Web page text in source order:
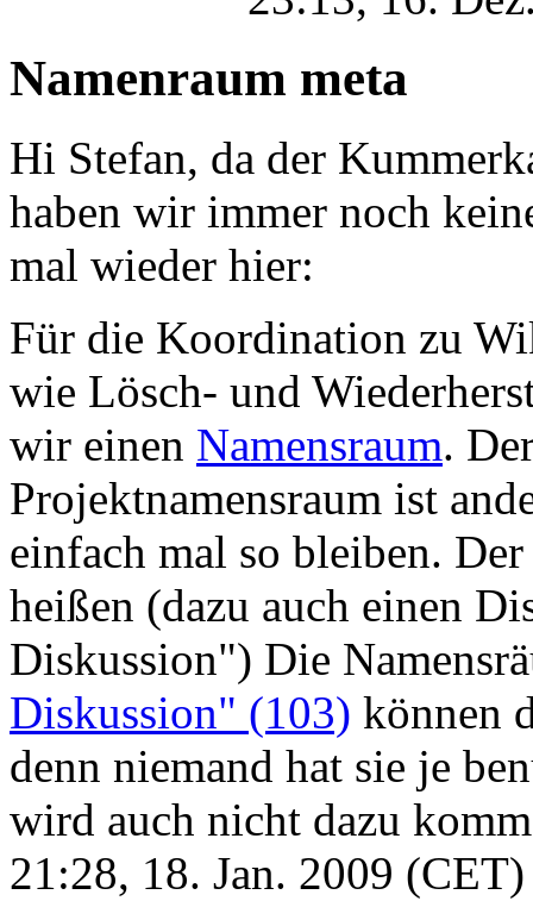
Namenraum meta
Hi Stefan, da der
haben wir immer noch
mal wieder hier:
Für die Koordination zu
wie Lösch- und
wir einen Namensraum.
Projektnamensraum ist
einfach mal so bleiben.
heißen (dazu auch einen
Diskussion") Die
Diskussion" (103) können
denn niemand hat sie je
wird auch nicht dazu
21:28, 18. Jan. 2009